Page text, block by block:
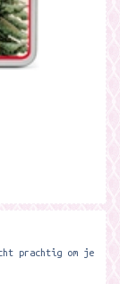
prachtig om je